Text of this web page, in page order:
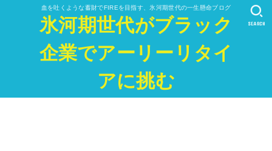
血を吐くような蓄財でFIREを目指す、氷河期世代の一生懸命ブログ
氷河期世代がブラック
企業でアーリーリタイ
アに挑む
SEARCH